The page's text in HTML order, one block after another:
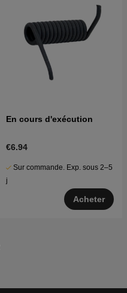
En cours d'exécution
€6.94
Sur commande. Exp. sous 2–5
j
Acheter